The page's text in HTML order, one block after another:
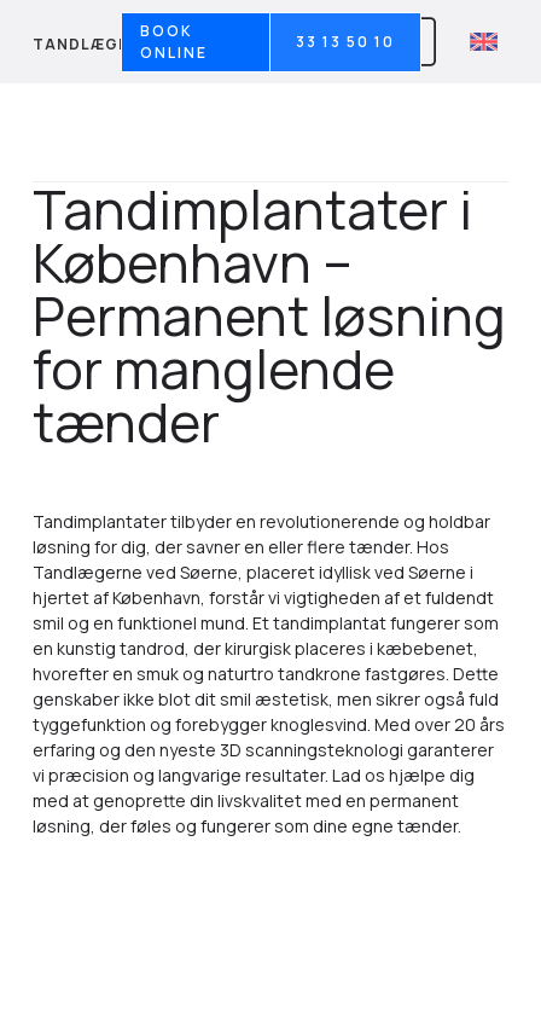
TANDLÆGERNE VED SØERNE
BOOK
ONLINE
33 13 50 10
Tandimplantater i
København –
Permanent løsning
for manglende
tænder
Tandimplantater tilbyder en revolutionerende og holdbar
løsning for dig, der savner en eller flere tænder. Hos
Tandlægerne ved Søerne, placeret idyllisk ved Søerne i
hjertet af København, forstår vi vigtigheden af et fuldendt
smil og en funktionel mund. Et tandimplantat fungerer som
en kunstig tandrod, der kirurgisk placeres i kæbebenet,
hvorefter en smuk og naturtro tandkrone fastgøres. Dette
genskaber ikke blot dit smil æstetisk, men sikrer også fuld
tyggefunktion og forebygger knoglesvind. Med over 20 års
erfaring og den nyeste 3D scanningsteknologi garanterer
vi præcision og langvarige resultater. Lad os hjælpe dig
med at genoprette din livskvalitet med en permanent
løsning, der føles og fungerer som dine egne tænder.